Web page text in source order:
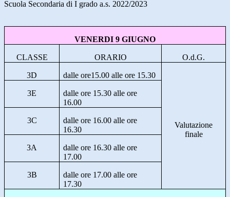
Scuola Secondaria di I grado a.s. 2022/2023
VENERDI 9 GIUGNO
CLASSE ORARIO O.d.G.
3D dalle ore15.00 alle ore 15.30
Valutazione
finale
3E
dalle ore 15.30 alle ore
16.00
3C
dalle ore 16.00 alle ore
16.30
3A
dalle ore 16.30 alle ore
17.00
3B
dalle ore 17.00 alle ore
17.30